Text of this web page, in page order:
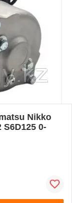
Nikko
S6D125 0-